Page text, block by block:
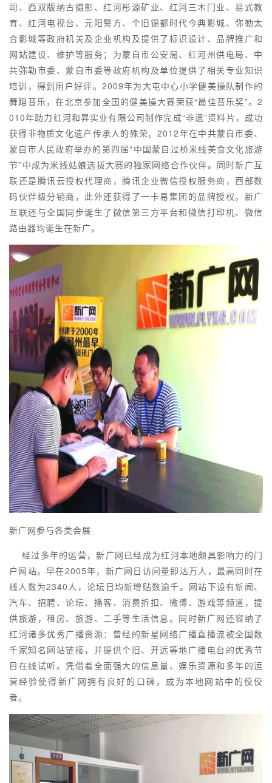
司、西双版纳古摄影、红河彤源矿业、红河三木门业、易式教
育、红河电视台、元阳警方、个旧锡都时代今典影城、弥勒太
合影城等政府机关及企业机构及提供了标识设计、品牌推广和
网站建设、维护等服务；为蒙自市公安局、红河州供电局、中
共弥勒市委、蒙自市委等政府机构及单位提供了相关专业知识
培训，得到用户好评。2009年为大屯中心小学健美操队制作的
舞蹈音乐，在北京参加全国的健美操大赛荣获“最佳音乐奖”。2
010年助力红河和昇实业有限公司制作完成“非遗”资料片，成功
获得非物质文化遗产传承人的殊荣。2012年在中共蒙自市委、
蒙自市人民政府举办的第四届“中国蒙自过桥米线美食文化旅游
节”中成为米线姑娘选拔大赛的独家网络合作伙伴。同时新广互
联还是腾讯云授权代理商，腾讯企业微信授权服务商，西部数
码伙伴级分销商，此外还获得了一卡易集团的品牌授权。新广
互联还与全国同步诞生了微信第三方平台和微信打印机、微信
路由器均诞生在新广。
新广网参与各类会展
经过多年的运营，新广网已经成为红河本地颇具影响力的门
户网站。早在2005年，新广网日访问量即达万人，最高同时在
线人数为2340人，论坛日均新增贴数逾千。网站下设有新闻、
汽车、招聘、论坛、播客、消费折扣、微博、游戏等频道，提
供旅游，租房、旅游、二手等生活信息。同时新广网还容纳了
红河诸多优秀广播资源：曾经的新星网络广播直播流被全国数
千家知名网站链接，并提供个旧、开远等地广播电台的优秀节
目在线试听。凭借着全面强大的信息量、娱乐资源和多年的运
营经验使得新广网拥有良好的口碑，成为本地网站中的佼佼
者。